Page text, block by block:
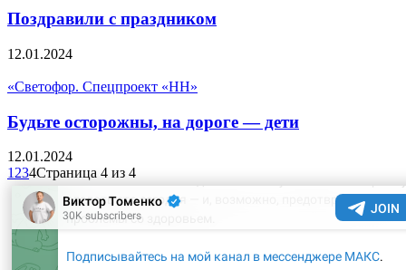
Поздравили с праздником
12.01.2024
«Светофор. Спецпроект «НН»
Будьте осторожны, на дороге — дети
12.01.2024
1234Страница 4 из 4